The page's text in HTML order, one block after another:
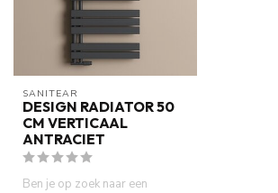
SANITEAR
DESIGN RADIATOR 50
CM VERTICAAL
ANTRACIET
Ben je op zoek naar een